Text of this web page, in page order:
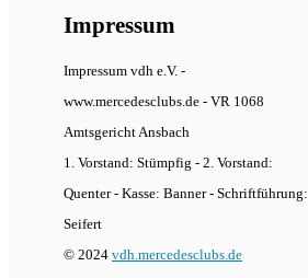
Impressum
Impressum vdh e.V. -
www.mercedesclubs.de - VR 1068
Amtsgericht Ansbach
1. Vorstand: Stümpfig - 2. Vorstand:
Quenter - Kasse: Banner - Schriftführung:
Seifert
© 2024 vdh.mercedesclubs.de